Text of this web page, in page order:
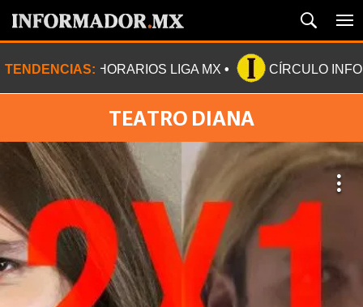
TENDENCIAS: HORARIOS LIGA MX CÍRCULO
TEATRO DIANA